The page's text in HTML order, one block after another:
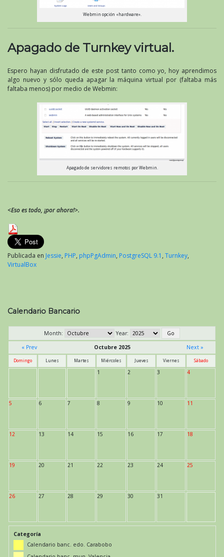
Webmin opción «hardware».
Apagado de Turnkey virtual.
Espero hayan disfrutado de este post tanto como yo, hoy aprendimos
algo nuevo y sólo queda apagar la máquina virtual por (faltaba más
faltaba menos) por medio de Webmin:
Apagado de servidores remotos por Webmin.
<Eso es todo, ¡por ahora!>.
Publicada en Jessie, PHP, phpPgAdmin, PostgreSQL 9.1 , Turnkey,
VirtualBox
Calendario Bancario
Month:
Year:
« Prev
Octubre 2025 Next »
Domingo Lunes Martes Miércoles Jueves Viernes Sábado
1 2 3 4
5 6 7 8 9 10 11
12 13 14 15 16 17 18
19 20 21 22 23 24 25
26 27 28 29 30 31
Categoría
Calendario banc. edo. Carabobo